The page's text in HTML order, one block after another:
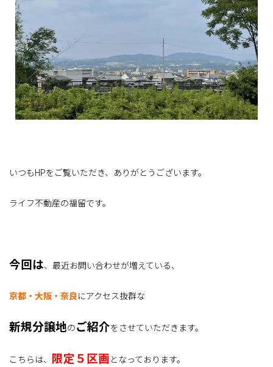
いつもHPをご覧いただき、ありがとうございます。
ライフ不動産の福留です。
今回は、最近お問い合わせが増えている、
京都・大阪・奈良にアクセス抜群な
新規分譲地のご紹介をさせていただきます。
こちらは、 限定５区画 となっております。